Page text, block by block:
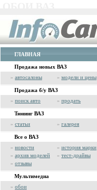
ГЛАВНАЯ
Продажа новых ВАЗ
» автосалоны » модели и цены
Продажа б/у ВАЗ
» поиск авто » продать
Тюнинг ВАЗ
» статьи » галерея
Все о ВАЗ
» новости » история марки
» архив моделей » тест-драйвы
» отзывы
Мультимедиа
» обои